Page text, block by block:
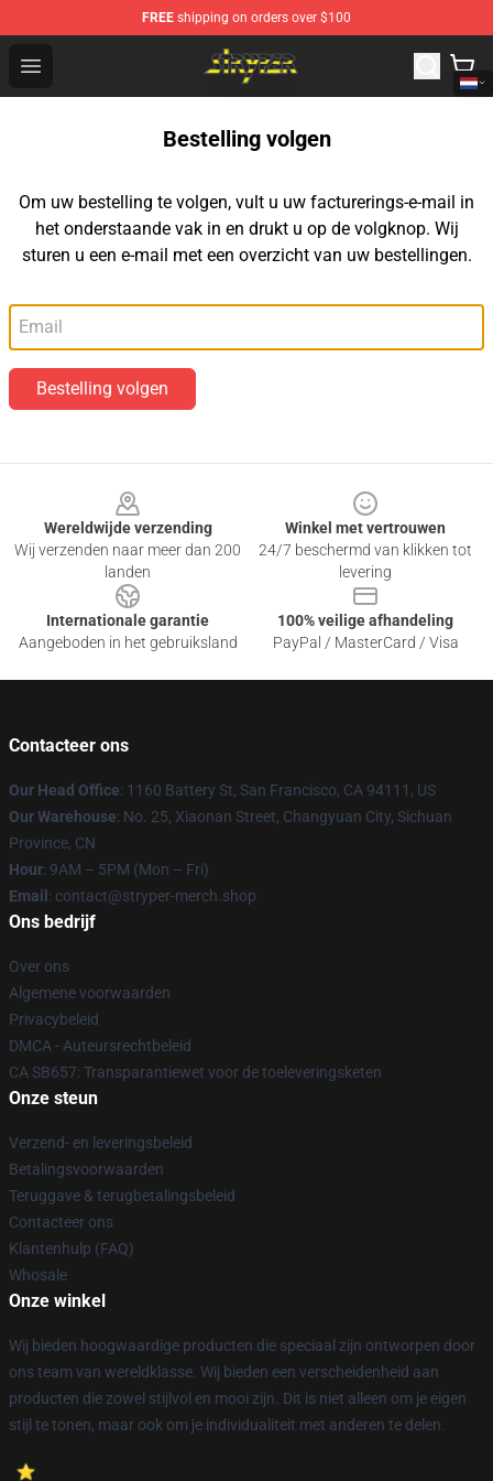
FREE shipping on orders over $100
Open menu
Stryper Store - Official Stryper Merchandise Shop
Bestelling volgen
Om uw bestelling te volgen, vult u uw facturerings-e-mail in
het onderstaande vak in en drukt u op de volgknop. Wij
sturen u een e-mail met een overzicht van uw bestellingen.
Bestelling volgen
Wereldwijde verzending
Wij verzenden naar meer dan 200
landen
Winkel met vertrouwen
24/7 beschermd van klikken tot
levering
Internationale garantie
Aangeboden in het gebruiksland
100% veilige afhandeling
PayPal / MasterCard / Visa
Contacteer ons
Our Head Office: 1160 Battery St, San Francisco, CA 94111, US
Our Warehouse: No. 25, Xiaonan Street, Changyuan City, Sichuan
Province, CN
Hour: 9AM – 5PM (Mon – Fri)
Email : contact@stryper-merch.shop
Ons bedrijf
Over ons
Algemene voorwaarden
Privacybeleid
DMCA - Auteursrechtbeleid
CA SB657: Transparantiewet voor de toeleveringsketen
Onze steun
Verzend- en leveringsbeleid
Betalingsvoorwaarden
Teruggave & terugbetalingsbeleid
Contacteer ons
Klantenhulp (FAQ)
Whosale
Onze winkel
Wij bieden hoogwaardige producten die speciaal zijn ontworpen door
ons team van wereldklasse. Wij bieden een verscheidenheid aan
producten die zowel stijlvol en mooi zijn. Dit is niet alleen om je eigen
stijl te tonen, maar ook om je individualiteit met anderen te delen.